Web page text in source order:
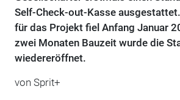
Self-Check-out-Kasse
für das Projekt fiel Anfang Januar
zwei Monaten Bauzeit wurde die
wiedereröffnet.
von Sprit+